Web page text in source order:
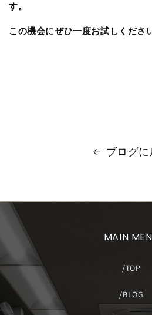
す。
この機会にぜひ一度お試しくださ
ブログに
MAIN
TOP
BLOG